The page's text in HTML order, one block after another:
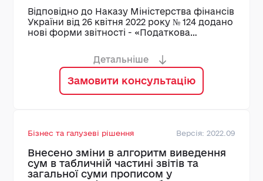
Відповідно до Наказу Міністерства фінансів
України від 26 квітня 2022 року № 124 додано
нові форми звітності - «Податкова
третьої групи на період дії військового,
надзвичайного стану в Україні (ЮО)
(SINGLETAX3GRLE_DECLARATION)» та
«Податкова декларація платника єдиного
податку третьої групи на період дії
вивантаження в XML файли за шаблонами
J0103203, J0132103 та F0103203, F0132103,
F0132203.
Замовити консультацію
Детальніше
Бізнес та галузеві рішення Версія: 2022.09
Внесено зміни в алгоритм виведення
сум в табличній частині звітів та
загальної суми прописом у